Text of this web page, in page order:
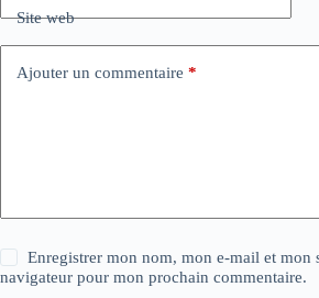
Site web
Ajouter un commentaire *
Enregistrer mon nom, mon e-mail et mon
navigateur pour mon prochain commentaire.